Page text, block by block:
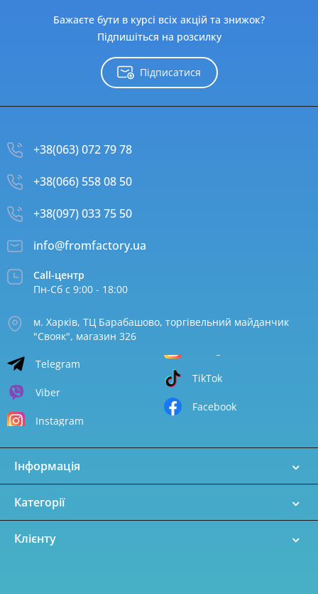
Бажаєте бути в курсі всіх акцій та знижок?
Підпишіться на розсилку
Підписатися
+38(063) 072 79 78
+38(066) 558 08 50
+38(097) 033 75 50
info@fromfactory.ua
Call-центр
Пн-Сб с 9:00 - 18:00
м. Харків, ТЦ Барабашово, торгівельний майданчик
"Свояк", магазин 326
Telegram
Viber
Instagram
TikTok
Facebook
Інформація
Категорії
Клієнту